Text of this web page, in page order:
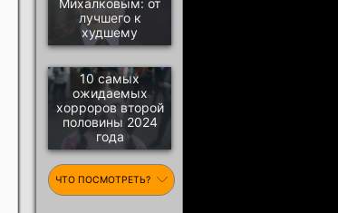
Михалковым: от
лучшего к
худшему
10 самых
ожидаемых
хорроров второй
половины 2024
года
ЧТО ПОСМОТРЕТЬ?